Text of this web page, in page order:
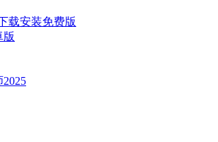
载安装免费版
版